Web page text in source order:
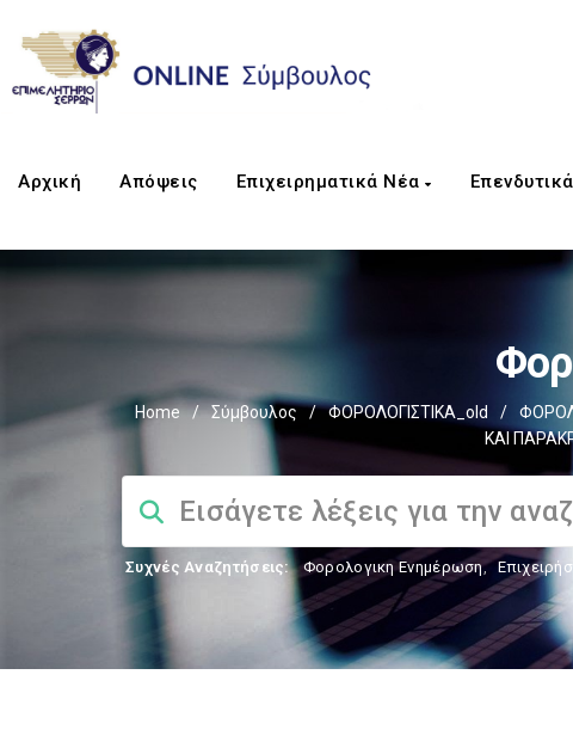
Αρχική Απόψεις Επιχειρηματικά Νέα
Home / Σύμβουλος / ΦΟΡΟΛΟΓΙΣΤΙΚΑ_old /
ΚΑΙ
Συχνές Αναζητήσεις: Φορολογικη Ενημέρωση,